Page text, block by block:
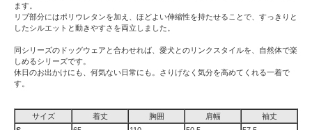
ます。
リブ部分にはポリウレタンを加え、ほどよい伸縮性を持たせることで、すっきりと
したシルエットと動きやすさを両立しました。
同シリーズのドッグウェアと合わせれば、愛犬とのリンクスタイルを、自然体で楽
しめるシリーズです。
休日のお出かけにも、何気ない日常にも。さりげなく気分を高めてくれる一着で
す。
サイズ 着丈 胸囲 肩幅
袖丈